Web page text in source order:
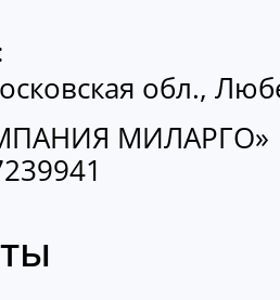
обл.,
МИЛАРГО»